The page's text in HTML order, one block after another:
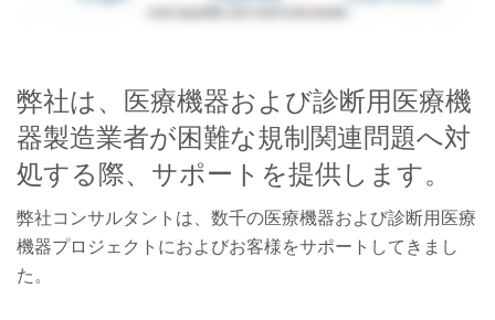
弊社は、医療機器および診断用医療機
器製造業者が困難な規制関連問題へ対
処する際、サポートを提供します。
弊社コンサルタントは、数千の医療機器および診断用医療
機器プロジェクトにおよびお客様をサポートしてきまし
た。